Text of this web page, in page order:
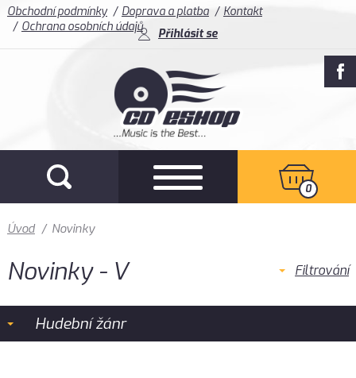
Obchodní podmínky Doprava a platba
Kontakt
Ochrana osobních údajů
Přihlásit se
0
Úvod / Novinky
Novinky - V Filtrování
Hudební žánr